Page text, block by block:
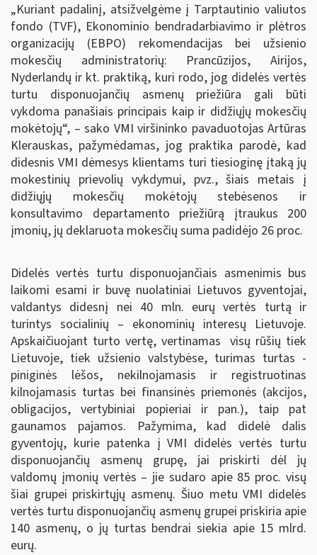
„Kuriant padalinį, atsižvelgėme į Tarptautinio valiutos
fondo (TVF), Ekonominio bendradarbiavimo ir plėtros
organizacijų (EBPO) rekomendacijas bei užsienio
mokesčių administratorių: Prancūzijos, Airijos,
Nyderlandų ir kt. praktiką, kuri rodo, jog didelės vertės
turtu disponuojančių asmenų priežiūra gali būti
vykdoma panašiais principais kaip ir didžiųjų mokesčių
mokėtojų“, – sako VMI viršininko pavaduotojas Artūras
Klerauskas, pažymėdamas, jog praktika parodė, kad
didesnis VMI dėmesys klientams turi tiesioginę įtaką jų
mokestinių prievolių vykdymui, pvz., šiais metais į
didžiųjų mokesčių mokėtojų stebėsenos ir
konsultavimo departamento priežiūrą įtraukus 200
įmonių, jų deklaruota mokesčių suma padidėjo 26 proc.
Didelės vertės turtu disponuojančiais asmenimis bus
laikomi esami ir buvę nuolatiniai Lietuvos gyventojai,
valdantys didesnį nei 40 mln. eurų vertės turtą ir
turintys socialinių – ekonominių interesų Lietuvoje.
Apskaičiuojant turto vertę, vertinamas visų rūšių tiek
Lietuvoje, tiek užsienio valstybėse, turimas turtas -
piniginės lėšos, nekilnojamasis ir registruotinas
kilnojamasis turtas bei finansinės priemonės (akcijos,
obligacijos, vertybiniai popieriai ir pan.), taip pat
gaunamos pajamos. Pažymima, kad didelė dalis
gyventojų, kurie patenka į VMI didelės vertės turtu
disponuojančių asmenų grupę, jai priskirti dėl jų
valdomų įmonių vertės – jie sudaro apie 85 proc. visų
šiai grupei priskirtųjų asmenų. Šiuo metu VMI didelės
vertės turtu disponuojančių asmenų grupei priskiria apie
140 asmenų, o jų turtas bendrai siekia apie 15 mlrd.
eurų.